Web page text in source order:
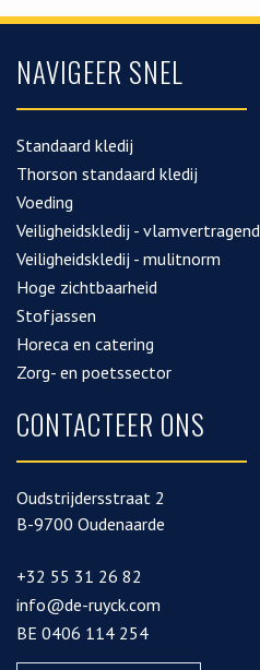
NAVIGEER SNEL
Standaard kledij
Thorson standaard kledij
Voeding
Veiligheidskledij - vlamvertragend
Veiligheidskledij - mulitnorm
Hoge zichtbaarheid
Stofjassen
Horeca en catering
Zorg- en poetssector
CONTACTEER ONS
Oudstrijdersstraat 2
B-9700 Oudenaarde
+32 55 31 26 82
info@de-ruyck.com
BE 0406 114 254